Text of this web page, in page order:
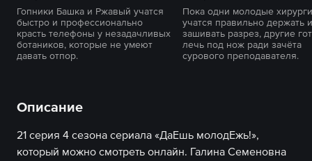
Гопники Башка и Ржавый учатся
быстро и профессионально
красть телефоны у незадачливых
ботаников, которые не умеют
давать отпор.
Пока одни молодые хирурги
учатся правильно держать
зашивать разрез, другие
лечь под нож ради зачёта
сурового преподавателя.
Описание
21 серия 4 сезона сериала «ДаЕшь молодЕжь!»,
который можно смотреть онлайн. Галина Семеновна